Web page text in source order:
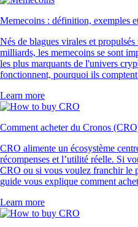
Memecoins : définition, exemples
Nés de blagues virales et
milliards, les memecoins se sont
les plus marquants de l'univers
fonctionnent, pourquoi ils
Learn more
Comment acheter du Cronos
CRO alimente un écosystème
récompenses et l’utilité réelle. Si
CRO ou si vous voulez franchir le
guide vous explique comment
Learn more